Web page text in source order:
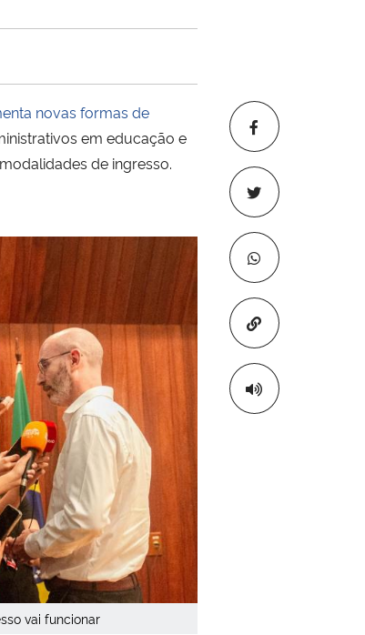
Copiar para
novas formas de
em educação e
de ingresso.
vai funcionar